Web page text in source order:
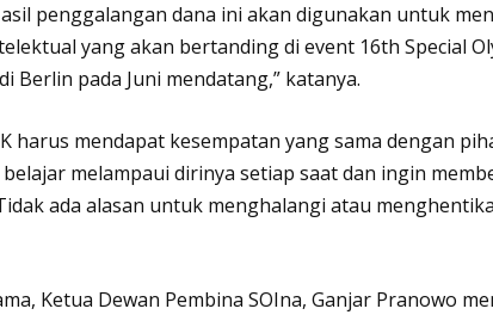
penggalangan dana ini akan digunakan untuk
yang akan bertanding di event 16th Special
Berlin pada Juni mendatang,” katanya.
harus mendapat kesempatan yang sama dengan
melampaui dirinya setiap saat dan ingin
ada alasan untuk menghalangi atau
Ketua Dewan Pembina SOIna, Ganjar Pranowo